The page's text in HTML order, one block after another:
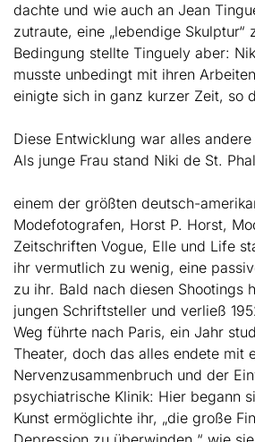
dachte und wie auch an Jean
zutraute, eine „lebendige Skulptur“
Bedingung stellte Tinguely aber:
musste unbedingt mit ihren
einigte sich in ganz kurzer Zeit, so
Diese Entwicklung war alles
Als junge Frau stand Niki de St.
einem der größten deutsch-
Modefotografen, Horst P. Horst,
Zeitschriften Vogue, Elle und Life
ihr vermutlich zu wenig, eine
zu ihr. Bald nach diesen Shootings
jungen Schriftsteller und verließ
Weg führte nach Paris, ein Jahr
Theater, doch das alles endete mit
Nervenzusammenbruch und der
psychiatrische Klinik: Hier begann
Kunst ermöglichte ihr, „die große